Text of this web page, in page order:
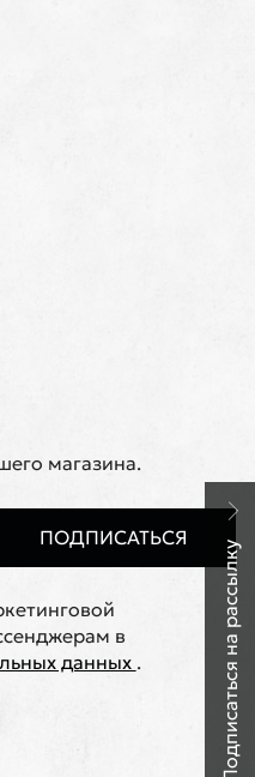
магазина.
ПОДПИСАТЬСЯ
в
данных . Подписаться на рассылку